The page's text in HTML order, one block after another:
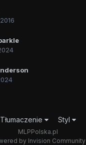
Tłumaczenie Styl
MLPPolska.pl
by Invision Community